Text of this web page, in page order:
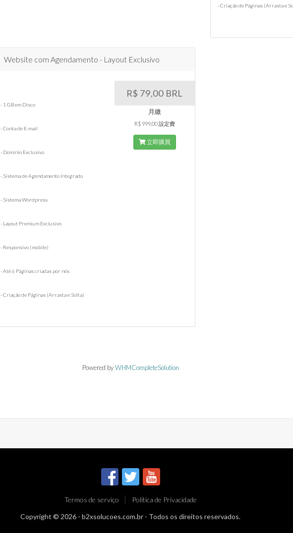
- Criação de Páginas (Arrasta e
Website com Agendamento - Layout Exclusivo
- 1 GB em Disco
- Conta de E-mail
- Domínio Exclusivo
- Sistema de Agendamento Integrado
- Sistema Wordpress
- Layout Premium Exclusivo
- Responsivo (mobile)
- Até 6 Páginas criadas por nós
- Criação de Páginas (Arrasta e Solta)
R$ 79,00 BRL
月繳
R$ 999,00 設定費
立即購買
Powered byWHMCompleteSolution
Termos de serviço
Política de Privacidade
Copyright © 2026 - b2xsolucoes.com.br - Todos os direitos reservados.